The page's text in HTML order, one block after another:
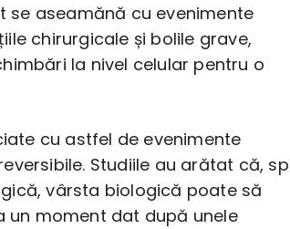
se aseamănă cu evenimente
chirurgicale și bolile grave,
la nivel celular pentru o
cu astfel de evenimente
Studiile au arătat că,
vârsta biologică poate să
un moment dat după unele